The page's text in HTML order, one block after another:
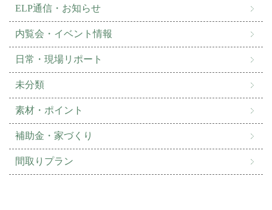
ELP通信・お知らせ
内覧会・イベント情報
日常・現場リポート
未分類
素材・ポイント
補助金・家づくり
間取りプラン